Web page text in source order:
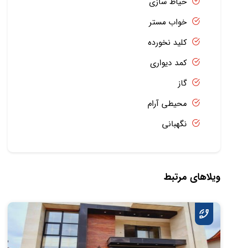
خواب مستر
کلید نخورده
کمد دیواری
گاز
محیطی آرام
نگهبانی
ویلاهای مرتبط